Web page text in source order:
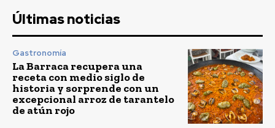
Últimas noticias
Gastronomía
La Barraca recupera una
receta con medio siglo de
historia y sorprende con un
excepcional arroz de tarantelo
de atún rojo